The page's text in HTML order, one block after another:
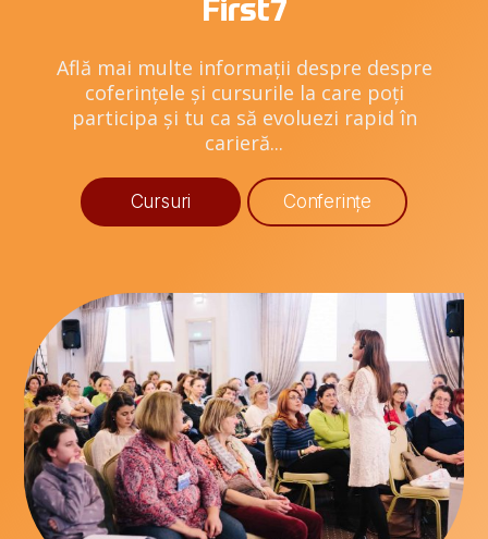
First7
Află mai multe informații despre despre
coferințele și cursurile la care poți
participa și tu ca să evoluezi rapid în
carieră...
Cursuri Conferințe